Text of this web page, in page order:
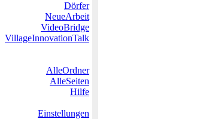
Dörfer
NeueArbeit
VideoBridge
VillageInnovationTalk
AlleOrdner
AlleSeiten
Hilfe
Einstellungen